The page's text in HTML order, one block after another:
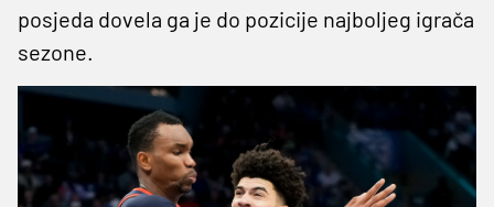
posjeda dovela ga je do pozicije najboljeg igrača
sezone.